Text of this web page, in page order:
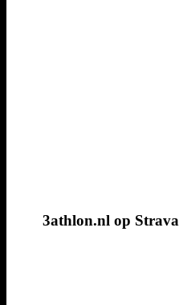
3athlon.nl op Strava